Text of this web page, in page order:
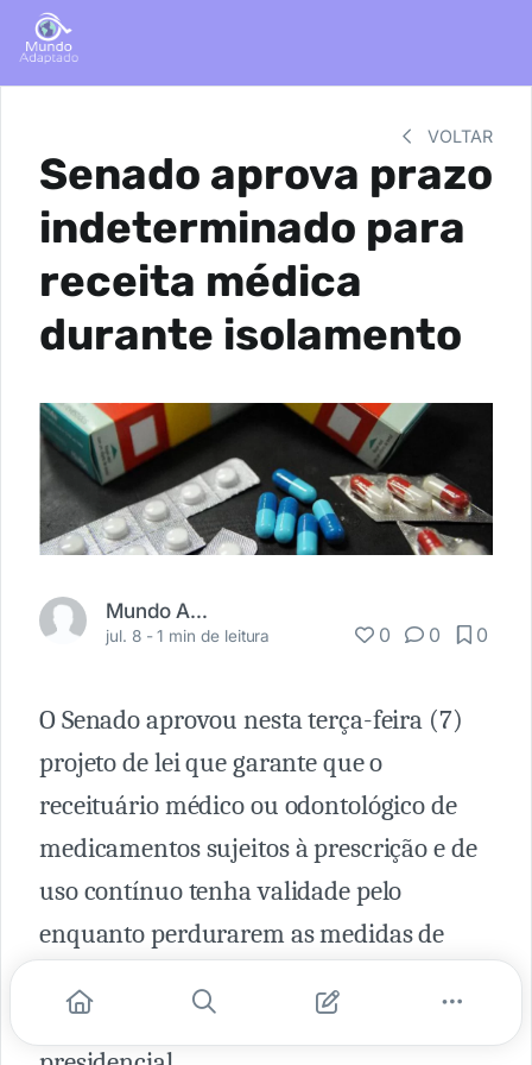
VOLTAR
Senado aprova prazo
indeterminado para
receita médica
durante isolamento
Mundo Adaptado
jul. 8 -1 min de leitura 0 0 0
O Senado aprovou nesta terça-feira (7)
projeto de lei que garante que o
receituário médico ou odontológico de
medicamentos sujeitos à prescrição e de
uso contínuo tenha validade pelo
enquanto perdurarem as medidas de
Covid-19. O texto vai à sanção